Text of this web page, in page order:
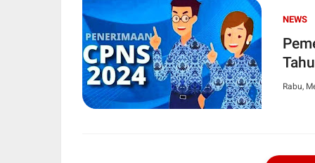
NEWS
Rabu,